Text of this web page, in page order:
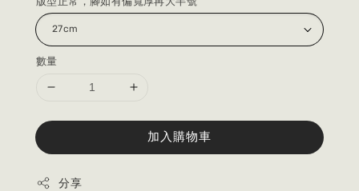
數量
加入購物車
分享